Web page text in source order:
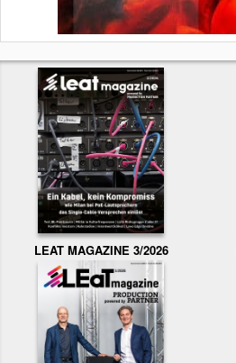
LEAT MAGAZINE 3/2026